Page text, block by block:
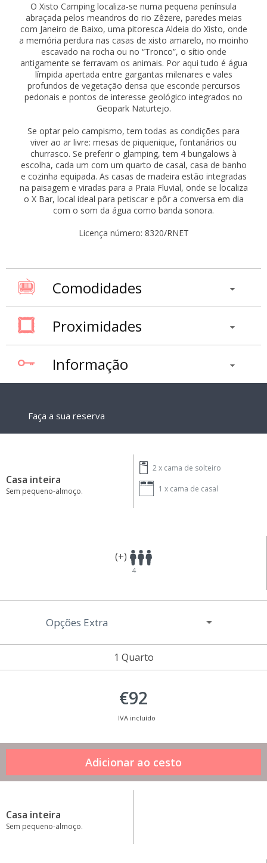
O Xisto Camping localiza-se numa pequena península
abraçada pelos meandros do rio Zêzere, paredes meias
com Janeiro de Baixo, uma pitoresca Aldeia do Xisto, onde
a memória perdura nas casas de xisto amarelo, no moinho
escavado na rocha ou no “Tronco”, o sítio onde
antigamente se ferravam os animais. Por aqui tudo é água
límpida apertada entre gargantas milenares e vales
profundos de vegetação densa que esconde percursos
pedonais e pontos de interesse geológico integrados no
Geopark Naturtejo.
Se optar pelo campismo, tem todas as condições para
viver ao ar livre: mesas de piquenique, fontanários ou
churrasco. Se preferir o glamping, tem 4 bungalows à
escolha, cada um com um quarto de casal, casa de banho
e cozinha equipada. As casas de madeira estão integradas
na paisagem e viradas para a Praia Fluvial, onde se localiza
o X Bar, local ideal para petiscar e pôr a conversa em dia
com o som da água como banda sonora.
Licença número: 8320/RNET
Comodidades
Proximidades
Informação
Faça a sua reserva
Casa inteira
Sem pequeno-almoço.
2 x cama de solteiro
1 x cama de casal
(+)
4
1 Quarto
Opções Extra
€92
IVA incluído
Casa inteira
Sem pequeno-almoço.